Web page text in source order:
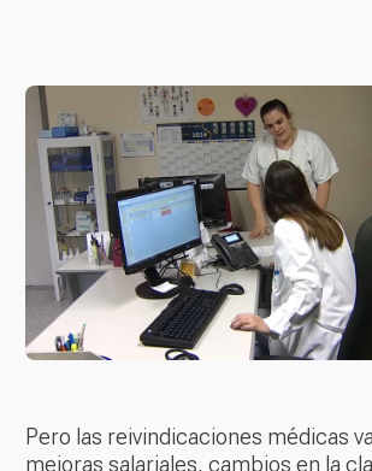
Pero las reivindicaciones médicas
mejoras salariales, cambios en la